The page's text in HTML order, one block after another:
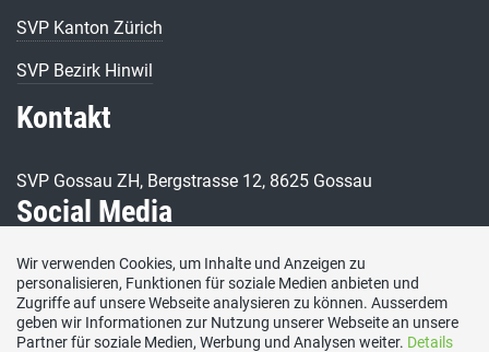
SVP Kanton Zürich
SVP Bezirk Hinwil
Kontakt
SVP Gossau ZH, Bergstrasse 12, 8625 Gossau
Social Media
Besuchen Sie uns bei:
Wir verwenden Cookies, um Inhalte und Anzeigen zu
personalisieren, Funktionen für soziale Medien anbieten und
Zugriffe auf unsere Webseite analysieren zu können. Ausserdem
geben wir Informationen zur Nutzung unserer Webseite an unsere
Partner für soziale Medien, Werbung und Analysen weiter. Details